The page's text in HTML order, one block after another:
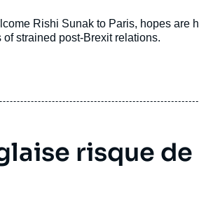
Rishi Sunak to Paris, hopes are
strained post-Brexit relations.
risque